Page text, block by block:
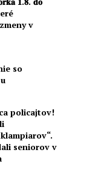
v
so
policajtov!
seniorov v